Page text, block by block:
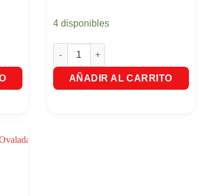
190 Gr. cantidad
4 disponibles
Maiz Tierno San Jorge - Lata x 300
AÑADIR AL CARRITO